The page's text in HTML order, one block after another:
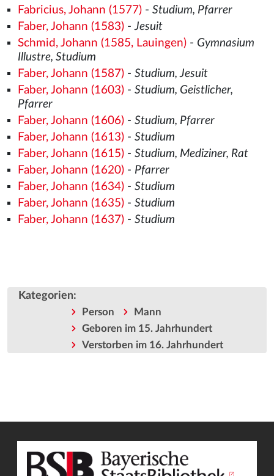
Fabricius, Johann (1577)- Studium, Pfarrer
Faber, Johann (1583)-Jesuit
Schmid, Johann (1585, Lauingen)- Gymnasium
Illustre, Studium
Faber, Johann (1587)- Studium, Jesuit
Faber, Johann (1603)- Studium, Geistlicher,
Pfarrer
Faber, Johann (1606)- Studium, Pfarrer
Faber, Johann (1613)- Studium
Faber, Johann (1615)- Studium, Mediziner, Rat
Faber, Johann (1620)- Pfarrer
Faber, Johann (1634)- Studium
Faber, Johann (1635)- Studium
Faber, Johann (1637)- Studium
Kategorien:
Person
Mann
Geboren im 15. Jahrhundert
Verstorben im 16. Jahrhundert